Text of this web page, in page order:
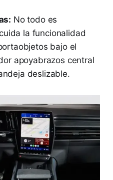
No todo es
la funcionalidad
bajo el
apoyabrazos central
deslizable.